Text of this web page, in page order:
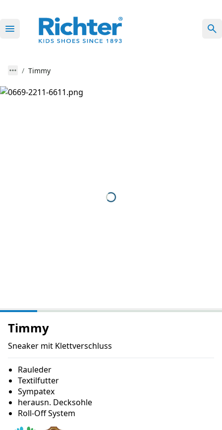
Timmy
Timmy
Sneaker mit Klettverschluss
Rauleder
Textilfutter
Sympatex
herausn. Decksohle
Roll-Off System